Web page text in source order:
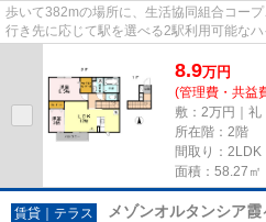
歩いて382mの場所に、生活協同組合コー
行き先に応じて駅を選べる2駅利用可能な
8.9万円
(管理費・共益
敷：2万円｜礼
所在階：2階
間取り：2LDK
面積：58.27㎡
賃貸｜テラス メゾンオルタンシア霞